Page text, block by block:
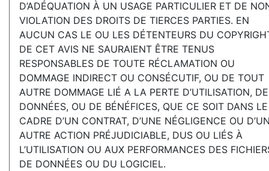
D’ADÉQUATION À UN USAGE PARTICULIER ET DE
VIOLATION DES DROITS DE TIERCES PARTIES. EN
AUCUN CAS LE OU LES DÉTENTEURS DU
DE CET AVIS NE SAURAIENT ÊTRE TENUS
RESPONSABLES DE TOUTE RÉCLAMATION OU
DOMMAGE INDIRECT OU CONSÉCUTIF, OU DE TOUT
AUTRE DOMMAGE LIÉ А LA PERTE D’UTILISATION, DE
DONNÉES, OU DE BÉNÉFICES, QUE CE SOIT DANS LE
CADRE D’UN CONTRAT, D’UNE NÉGLIGENCE OU
AUTRE ACTION PRÉJUDICIABLE, DUS OU LIÉS À
L’UTILISATION OU AUX PERFORMANCES DES
DE DONNÉES OU DU LOGICIEL.